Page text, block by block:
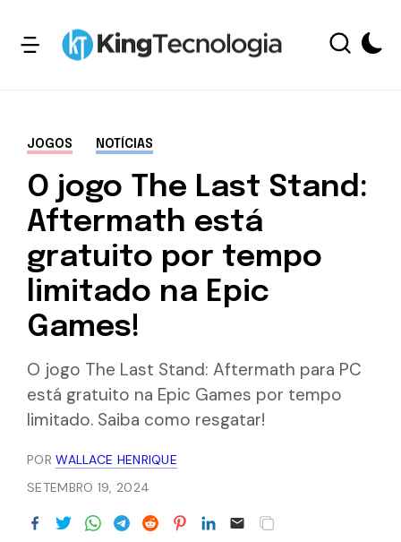
JOGOS NOTÍCIAS
O jogo The Last Stand:
Aftermath está
gratuito por tempo
limitado na Epic
Games!
O jogo The Last Stand: Aftermath para PC
está gratuito na Epic Games por tempo
limitado. Saiba como resgatar!
PORWALLACE HENRIQUE
SETEMBRO 19, 2024